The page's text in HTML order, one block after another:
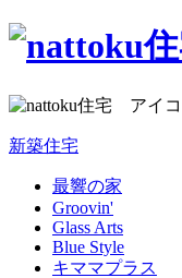
新築住宅
最響の家
Groovin'
Glass Arts
Blue Style
キママプラス